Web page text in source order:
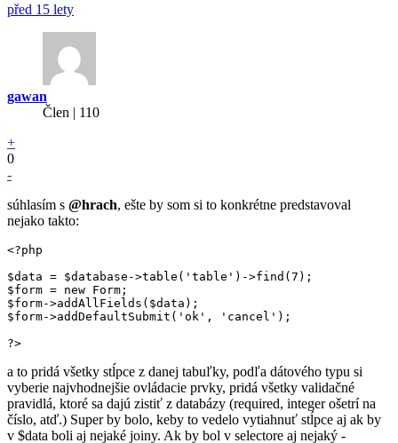
před 15 lety
gawan
Člen | 110
+
0
-
súhlasím s @hrach, ešte by som si to konkrétne predstavoval
nejako takto:
<?php
$data = $database->table('table')->find(7);
$form = new Form;
$form->addAllFields($data);
$form->addDefaultSubmit('ok', 'cancel');
?>
a to pridá všetky stĺpce z danej tabuľky, podľa dátového typu si
vyberie najvhodnejšie ovládacie prvky, pridá všetky validačné
pravidlá, ktoré sa dajú zistiť z databázy (required, integer ošetrí na
číslo, atď.) Super by bolo, keby to vedelo vytiahnuť stĺpce aj ak by
v $data boli aj nejaké joiny. Ak by bol v selectore aj nejaký -